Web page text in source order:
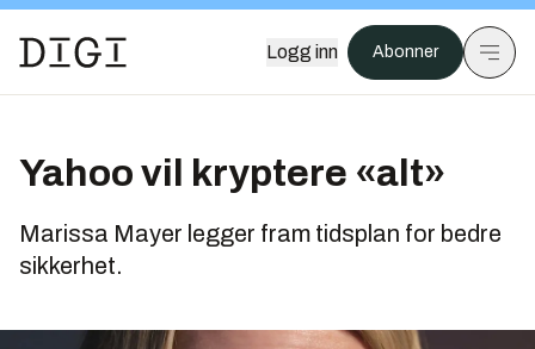
Logg inn Abonner
Yahoo vil kryptere «alt»
Marissa Mayer legger fram tidsplan for bedre
sikkerhet.